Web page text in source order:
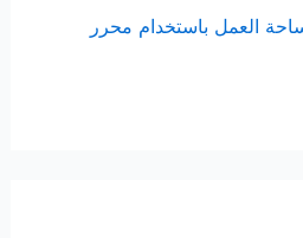
العمل باستخدام محرر